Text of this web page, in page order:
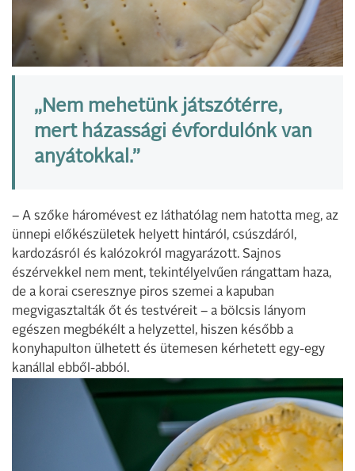
„Nem mehetünk játszótérre,
mert házassági évfordulónk van
anyátokkal.”
– A szőke háromévest ez láthatólag nem hatotta meg, az
ünnepi előkészületek helyett hintáról, csúszdáról,
kardozásról és kalózokról magyarázott. Sajnos
észérvekkel nem ment, tekintélyelvűen rángattam haza,
de a korai cseresznye piros szemei a kapuban
megvigasztalták őt és testvéreit – a bölcsis lányom
egészen megbékélt a helyzettel, hiszen később a
konyhapulton ülhetett és ütemesen kérhetett egy-egy
kanállal ebből-abból.